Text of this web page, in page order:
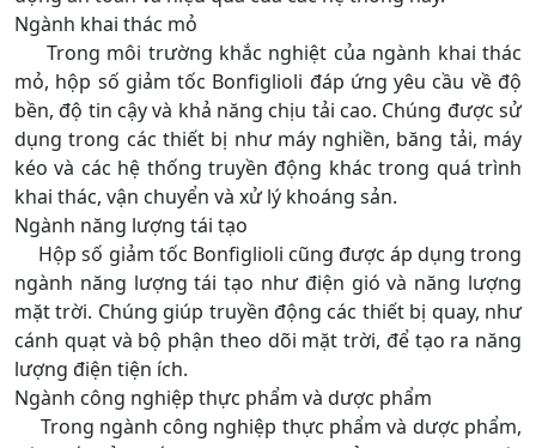
Ngành khai thác mỏ
Trong môi trường khắc nghiệt của ngành khai thác
mỏ, hộp số giảm tốc Bonfiglioli đáp ứng yêu cầu về độ
bền, độ tin cậy và khả năng chịu tải cao. Chúng được sử
dụng trong các thiết bị như máy nghiền, băng tải, máy
kéo và các hệ thống truyền động khác trong quá trình
khai thác, vận chuyển và xử lý khoáng sản.
Ngành năng lượng tái tạo
Hộp số giảm tốc Bonfiglioli cũng được áp dụng trong
ngành năng lượng tái tạo như điện gió và năng lượng
mặt trời. Chúng giúp truyền động các thiết bị quay, như
cánh quạt và bộ phận theo dõi mặt trời, để tạo ra năng
lượng điện tiện ích.
Ngành công nghiệp thực phẩm và dược phẩm
Trong ngành công nghiệp thực phẩm và dược phẩm,